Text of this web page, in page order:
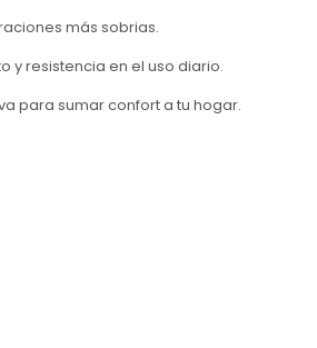
más sobrias.
y resistencia en el uso diario.
para sumar confort a tu hogar.